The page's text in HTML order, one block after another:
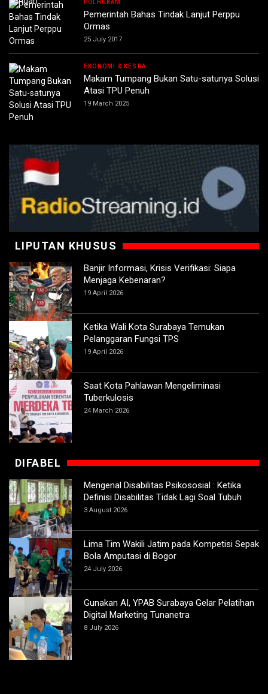
POLHUKAM
Pemerintah Bahas Tindak Lanjut Perppu
Ormas
25 July 2017
EKONOMI & KESRA
Makam Tumpang Bukan Satu-satunya Solusi
Atasi TPU Penuh
19 March 2025
LIPUTAN KHUSUS
Banjir Informasi, Krisis Verifikasi: Siapa
Menjaga Kebenaran?
19 April 2026
Ketika Wali Kota Surabaya Temukan
Pelanggaran Fungsi TPS
19 April 2026
Saat Kota Pahlawan Mengeliminasi
Tuberkulosis
24 March 2026
DIFABEL
Mengenal Disabilitas Psikososial : Ketika
Definisi Disabilitas Tidak Lagi Soal Tubuh
3 August 2026
Lima Tim Wakili Jatim pada Kompetisi Sepak
Bola Amputasi di Bogor
24 July 2026
Gunakan AI, YPAB Surabaya Gelar Pelatihan
Digital Marketing Tunanetra
8 July 2026